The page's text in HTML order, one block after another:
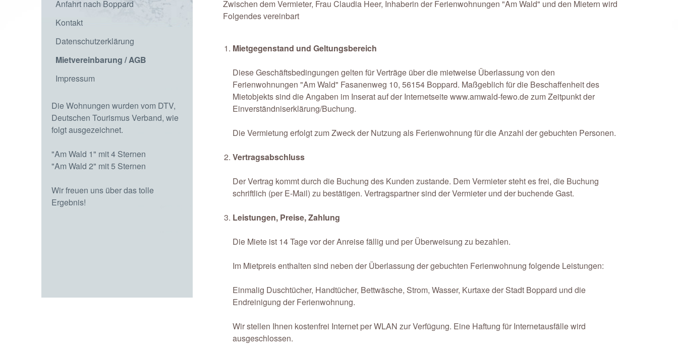
Anfahrt nach Boppard
Kontakt
Datenschutzerklärung
Mietvereinbarung / AGB
Impressum
Die Wohnungen wurden vom DTV,
Deutschen Tourismus Verband, wie
folgt ausgezeichnet.
"Am Wald 1" mit 4 Sternen
"Am Wald 2" mit 5 Sternen
Wir freuen uns über das tolle
Ergebnis!
Zwischen dem Vermieter, Frau Claudia Heer, Inhaberin der Ferienwohnungen "Am Wald" und den Mietern wird
Folgendes vereinbart
Mietgegenstand und Geltungsbereich
Diese Geschäftsbedingungen gelten für Verträge über die mietweise Überlassung von den
Ferienwohnungen "Am Wald" Fasanenweg 10, 56154 Boppard. Maßgeblich für die Beschaffenheit des
Mietobjekts sind die Angaben im Inserat auf der Internetseite www.amwald-fewo.de zum Zeitpunkt der
Einverständniserklärung/Buchung.
Die Vermietung erfolgt zum Zweck der Nutzung als Ferienwohnung für die Anzahl der gebuchten Personen.
Vertragsabschluss
Der Vertrag kommt durch die Buchung des Kunden zustande. Dem Vermieter steht es frei, die Buchung
schriftlich (per E-Mail) zu bestätigen. Vertragspartner sind der Vermieter und der buchende Gast.
Leistungen, Preise, Zahlung
Die Miete ist 14 Tage vor der Anreise fällig und per Überweisung zu bezahlen.
Im Mietpreis enthalten sind neben der Überlassung der gebuchten Ferienwohnung folgende Leistungen:
Einmalig Duschtücher, Handtücher, Bettwäsche, Strom, Wasser, Kurtaxe der Stadt Boppard und die
Endreinigung der Ferienwohnung.
Wir stellen Ihnen kostenfrei Internet per WLAN zur Verfügung. Eine Haftung für Internetausfälle wird
ausgeschlossen.